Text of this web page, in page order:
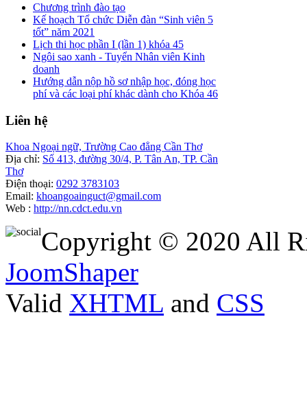
Chương trình đào tạo
Kế hoạch Tổ chức Diễn đàn “Sinh viên 5
tốt” năm 2021
Lịch thi học phần I (lần 1) khóa 45
Ngôi sao xanh - Tuyển Nhân viên Kinh
doanh
Hướng dẫn nộp hồ sơ nhập học, đóng học
phí và các loại phí khác dành cho Khóa 46
Liên hệ
Khoa Ngoại ngữ, Trường Cao đẳng Cần Thơ
Địa chỉ: Số 413, đường 30/4, P. Tân An, TP. Cần
Thơ
Điện thoại: 0292 3783103
Email: khoangoainguct@gmail.com
Web : http://nn.cdct.edu.vn
Copyright © 2020 All
JoomShaper
Valid XHTML and CSS